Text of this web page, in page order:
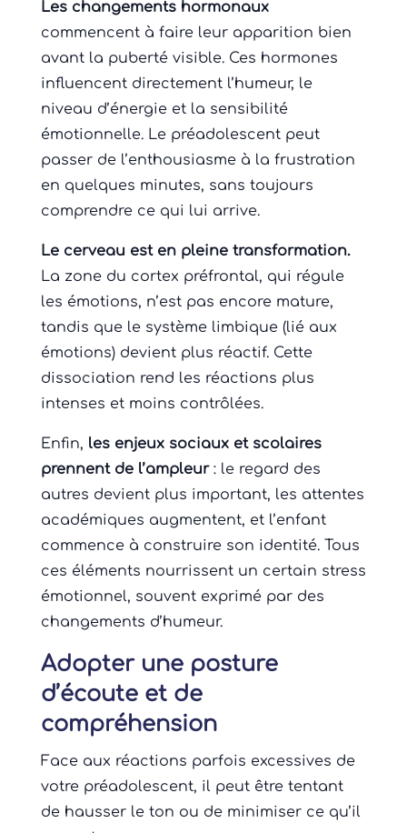
Les changements hormonaux
commencent à faire leur apparition bien
avant la puberté visible. Ces hormones
influencent directement l’humeur, le
niveau d’énergie et la sensibilité
émotionnelle. Le préadolescent peut
passer de l’enthousiasme à la frustration
en quelques minutes, sans toujours
comprendre ce qui lui arrive.
Le cerveau est en pleine transformation.
La zone du cortex préfrontal, qui régule
les émotions, n’est pas encore mature,
tandis que le système limbique (lié aux
émotions) devient plus réactif. Cette
dissociation rend les réactions plus
intenses et moins contrôlées.
Enfin, les enjeux sociaux et scolaires
prennent de l’ampleur: le regard des
autres devient plus important, les attentes
académiques augmentent, et l’enfant
commence à construire son identité. Tous
ces éléments nourrissent un certain stress
émotionnel, souvent exprimé par des
changements d’humeur.
Adopter une posture
d’écoute et de
compréhension
Face aux réactions parfois excessives de
votre préadolescent, il peut être tentant
de hausser le ton ou de minimiser ce qu’il